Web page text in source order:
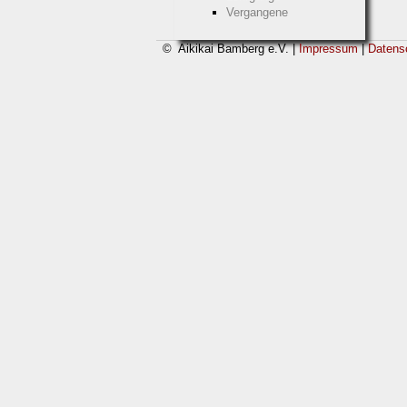
Vergangene
© Aikikai Bamberg e.V. |Impressum|